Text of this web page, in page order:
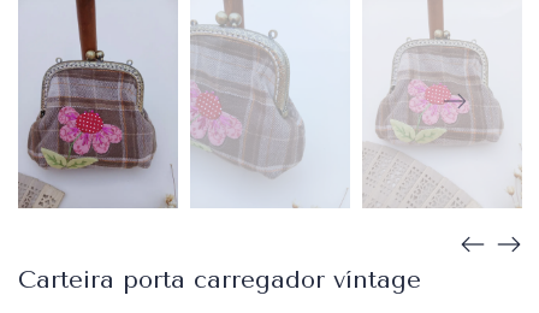
Carteira porta carregador víntage